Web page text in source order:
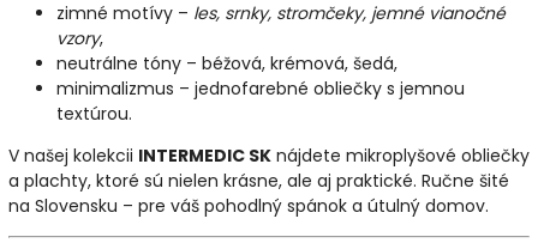
zimné motívy – les, srnky, stromčeky, jemné vianočné
vzory,
neutrálne tóny – béžová, krémová, šedá,
minimalizmus – jednofarebné obliečky s jemnou
textúrou.
V našej kolekcii INTERMEDIC SK nájdete mikroplyšové obliečky
a plachty, ktoré sú nielen krásne, ale aj praktické. Ručne šité
na Slovensku – pre váš pohodlný spánok a útulný domov.